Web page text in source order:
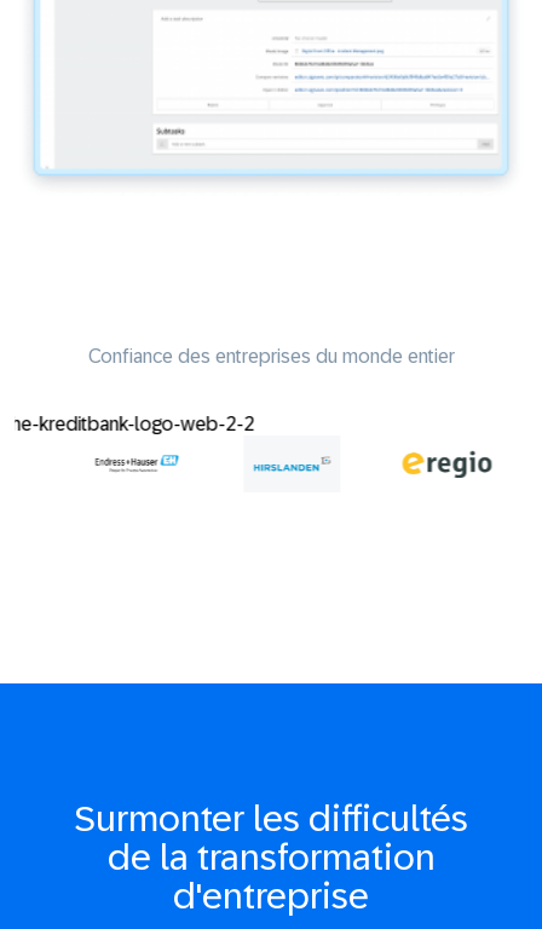
Confiance des entreprises du monde entier
Surmonter les difficultés
de la transformation
d'entreprise